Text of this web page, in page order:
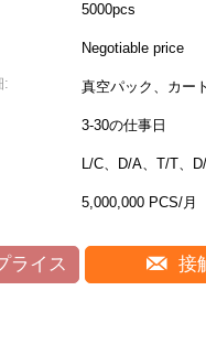
5000pcs
Negotiable price
: 真空パック、カー
3-30の仕事日
L/C、D/A、T/T、
5,000,000 PCS/月
ライス 接